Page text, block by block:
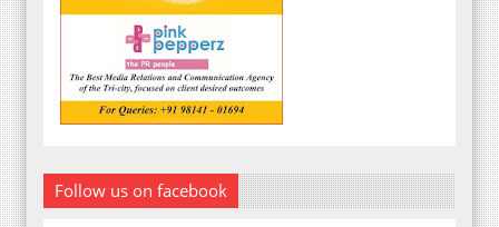
Follow us on facebook